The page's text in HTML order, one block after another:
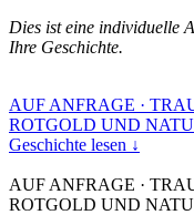
Dies ist eine individuelle
Ihre Geschichte.
AUF ANFRAGE ·
ROTGOLD UND
Geschichte lesen ↓
AUF ANFRAGE ·
ROTGOLD UND